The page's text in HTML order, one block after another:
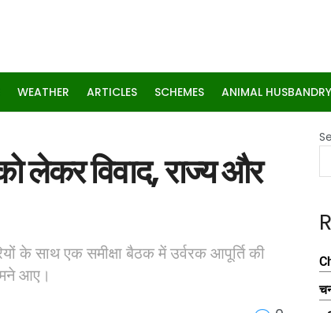
WEATHER ARTICLES SCHEMES ANIMAL HUSBANDRY
लेकर विवाद, राज्य और
के साथ एक समीक्षा बैठक में उर्वरक आपूर्ति की
आए।